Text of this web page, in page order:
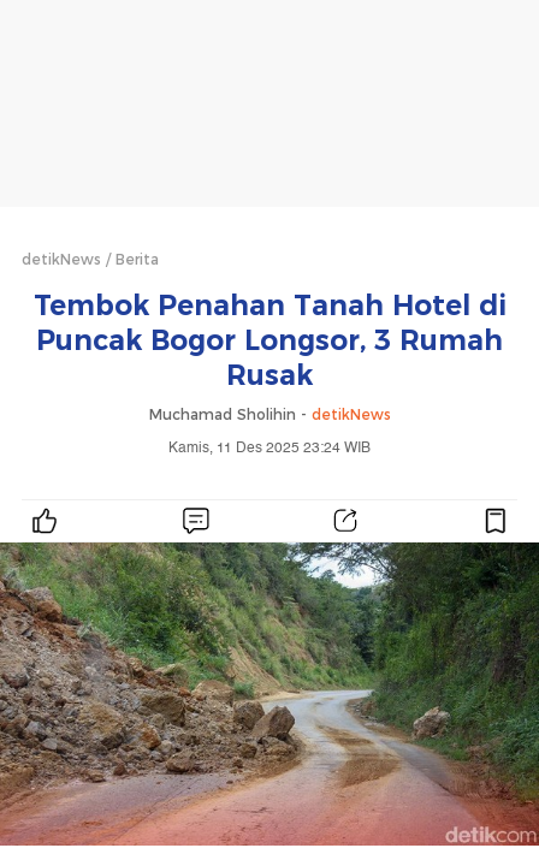
detikNews Berita
Tembok Penahan Tanah Hotel di
Puncak Bogor Longsor, 3 Rumah
Rusak
Muchamad Sholihin - detikNews
Kamis, 11 Des 2025 23:24 WIB